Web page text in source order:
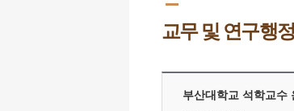
교무 및 연구행정
부산대학교 석학교수